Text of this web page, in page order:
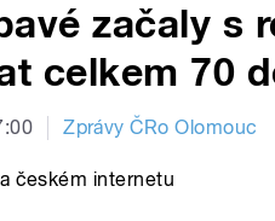
začaly s
celkem 70
Zprávy ČRo Olomouc
českém internetu